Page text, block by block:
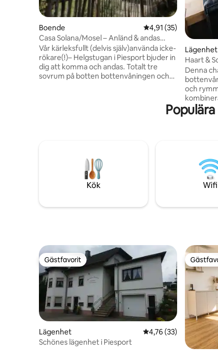
Boende 4,91 av 5 i
4,91 (35)
Casa Solana/Mosel – Anländ & andas
djupt
Vår kärleksfullt (delvis själv)använda icke-
rökare(!)– Helgstugan i Piesport bjuder in
dig att komma och andas. Totalt tre
sovrum på botten bottenvåningen och
Rökfritt. Utan TV. Inga fester. Inga
Lägenhet
Haart &
Denna
och
med
vacker
Kök Wifi
Gästfavorit
Gästfavorit
Lägenhet 4,76 av 5 i
4,76 (33)
Schönes lägenhet i Piesport